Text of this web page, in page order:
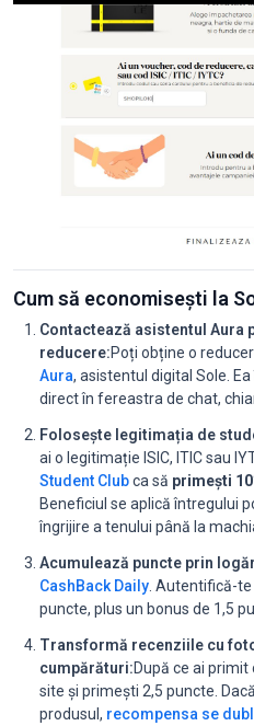
Cum să economisești la
Contactează asistentul Aura
reducere:Poți obține o
Aura, asistentul digital Sole.
direct în fereastra de chat,
Folosește legitimația de
ai o legitimație ISIC, ITIC sau
Student Clubca să primești
Beneficiul se aplică întregului
îngrijire a tenului până la
Acumulează puncte prin
CashBack Daily . Autentifică-
puncte, plus un bonus de 1,5
Transformă recenziile cu
cumpărături:După ce ai primit
site și primești 2,5 puncte.
produsul, recompensa se